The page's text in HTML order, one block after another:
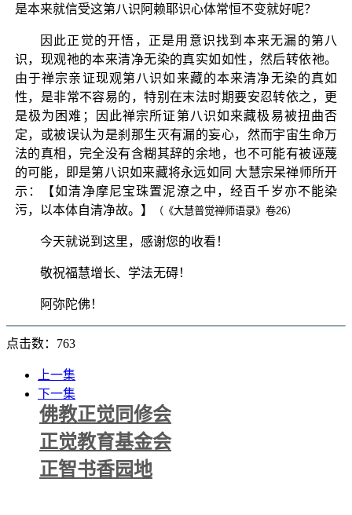
是本来就信受这第八识阿赖耶识心体常恒不变就好呢？
因此正觉的开悟，正是用意识找到本来无漏的第八
识，现观祂的本来清净无染的真实如如性，然后转依祂。
由于禅宗亲证现观第八识如来藏的本来清净无染的真如
性，是非常不容易的，特别在末法时期要安忍转依之，更
是极为困难；因此禅宗所证第八识如来藏极易被扭曲否
定，或被误认为是刹那生灭有漏的妄心，然而宇宙生命万
法的真相，完全没有含糊其辞的余地，也不可能有被诬蔑
的可能，即是第八识如来藏将永远如同 大慧宗杲禅师所开
示：【如清净摩尼宝珠置泥潦之中，经百千岁亦不能染
污，以本体自清净故。】
（《大慧普觉禅师语录》卷26）
今天就说到这里，感谢您的收看！
敬祝福慧增长、学法无碍！
阿弥陀佛！
点击数：763
上一集
下一集
佛教正觉同修会
正觉教育基金会
正智书香园地